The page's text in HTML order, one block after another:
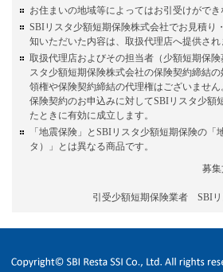
お住まいの地域等によってはお引受けができ
SBIリスタ少額短期保険株式会社でお見積り
知いただいた内容は、取扱代理店へ提供され
取扱代理店およびその担当者（少額短期保
スタ少額短期保険株式会社の保険契約締結
領権や保険契約締結の代理権はございませ
保険契約のお申込みに対してSBIリスタ少額
たときに有効に成立します。
「地震保険」とSBIリスタ少額短期保険の「
タ）」とは異なる商品です。
募集
引受少額短期保険業者 SBI